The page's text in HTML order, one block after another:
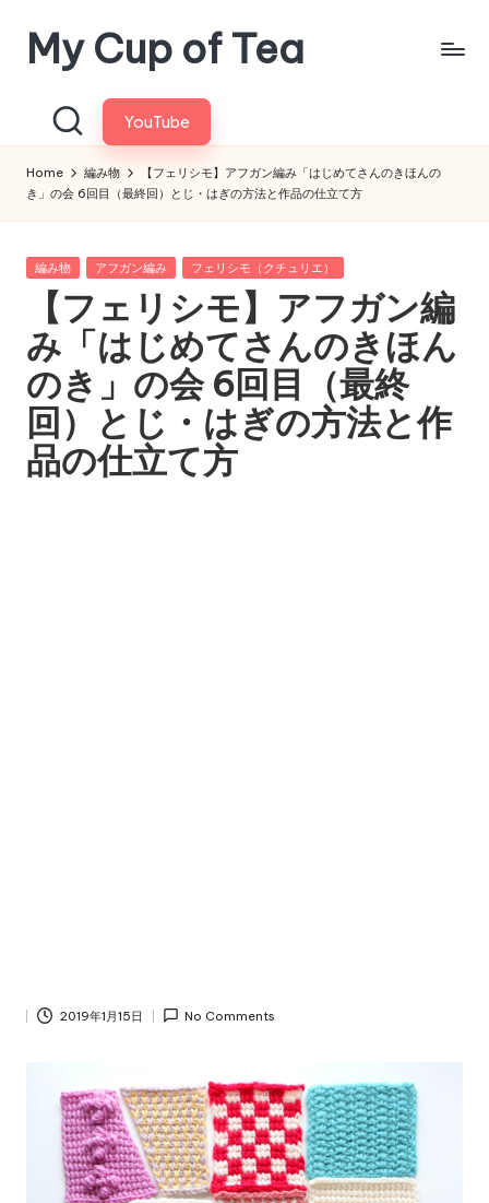
content
My Cup of Tea
YouTube
Home 編み物
【フェリシモ】アフガン編み「はじめてさんのきほんの
き」の会 6回目（最終回）とじ・はぎの方法と作品の仕立て方
Posted
編み物 アフガン編み フェリシモ（クチュリエ）
【フェリシモ】アフガン編
み「はじめてさんのきほん
のき」の会 6回目（最終
回）とじ・はぎの方法と作
品の仕立て方
2019年1月15日 No Comments